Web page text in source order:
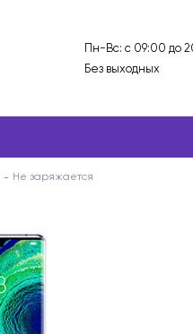
Пн-Вс: с 09:00 до
Без выходных
Не заряжается